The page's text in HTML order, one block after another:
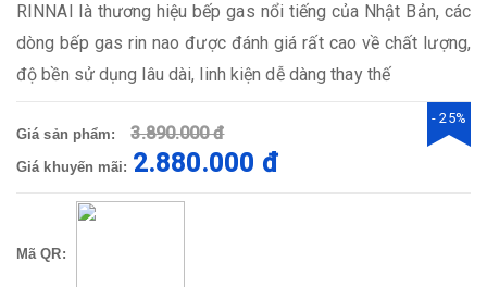
RINNAI là thương hiệu bếp gas nổi tiếng của Nhật Bản, các
dòng bếp gas rin nao được đánh giá rất cao về chất lượng,
độ bền sử dụng lâu dài, linh kiện dễ dàng thay thế
Giá sản phẩm: 3.890.000 đ
Giá khuyến mãi: 2.880.000 đ
- 25%
Mã QR: